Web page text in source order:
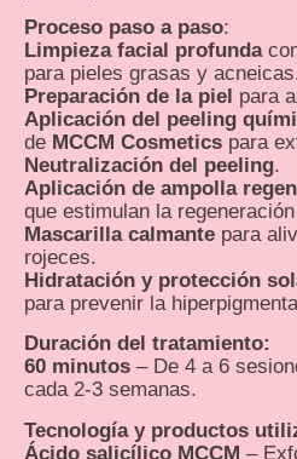
Proceso paso a paso:
Limpieza facial profunda
para pieles grasas y
Preparación de la piel para
Aplicación del peeling
de MCCM Cosmetics para
Neutralización del peeling.
Aplicación de ampolla
que estimulan la
Mascarilla calmante para
rojeces.
Hidratación y protección
para prevenir la
Duración del tratamiento:
60 minutos – De 4 a 6
cada 2-3 semanas.
Tecnología y productos
Ácido salicílico MCCM –